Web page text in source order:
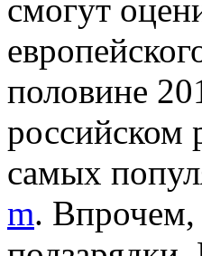
смогут
половине
российском
самых
m. Впрочем,